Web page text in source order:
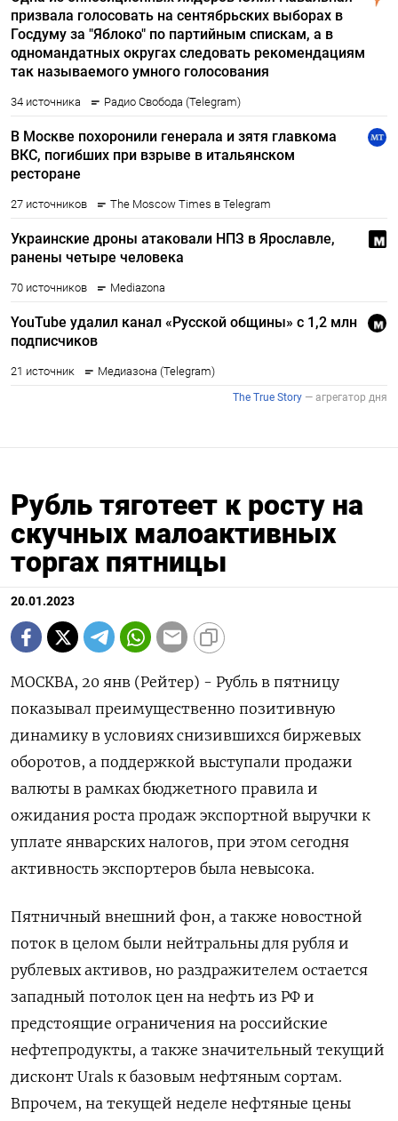
Рубль тяготеет к росту на
скучных малоактивных
торгах пятницы
20.01.2023
МОСКВА, 20 янв (Рейтер) - Рубль в пятницу
показывал преимущественно позитивную
динамику в условиях снизившихся биржевых
оборотов, а поддержкой выступали продажи
валюты в рамках бюджетного правила и
ожидания роста продаж экспортной выручки к
уплате январских налогов, при этом сегодня
активность экспортеров была невысока.
Пятничный внешний фон, а также новостной
поток в целом были нейтральны для рубля и
рублевых активов, но раздражителем остается
западный потолок цен на нефть из РФ и
предстоящие ограничения на российские
нефтепродукты, а также значительный текущий
дисконт Urals к базовым нефтяным сортам.
Впрочем, на текущей неделе нефтяные цены